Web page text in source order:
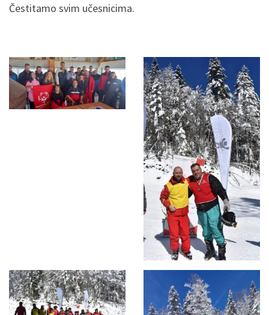
Čestitamo svim učesnicima.